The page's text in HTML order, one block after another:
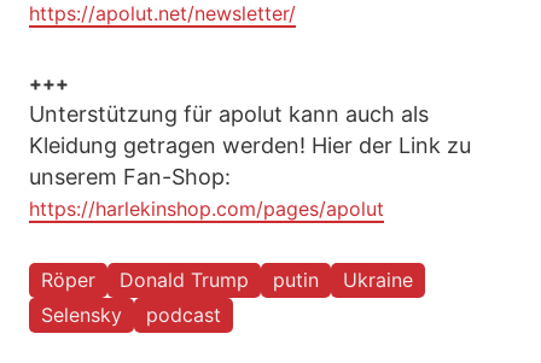
https://apolut.net/newsletter/
+++
Unterstützung für apolut kann auch als
Kleidung getragen werden! Hier der Link zu
unserem Fan-Shop:
https://harlekinshop.com/pages/apolut
Röper Donald Trump putin
Ukraine
Selensky
podcast